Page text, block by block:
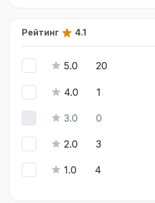
Рейтинг 4.1
5.0 20
4.0 1
3.0 0
2.0 3
1.0 4